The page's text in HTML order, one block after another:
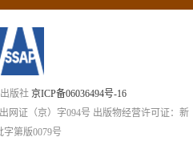
版社 京ICP备06036494号-16
网证（京）字094号 出版物经营许可证：新
字第版0079号